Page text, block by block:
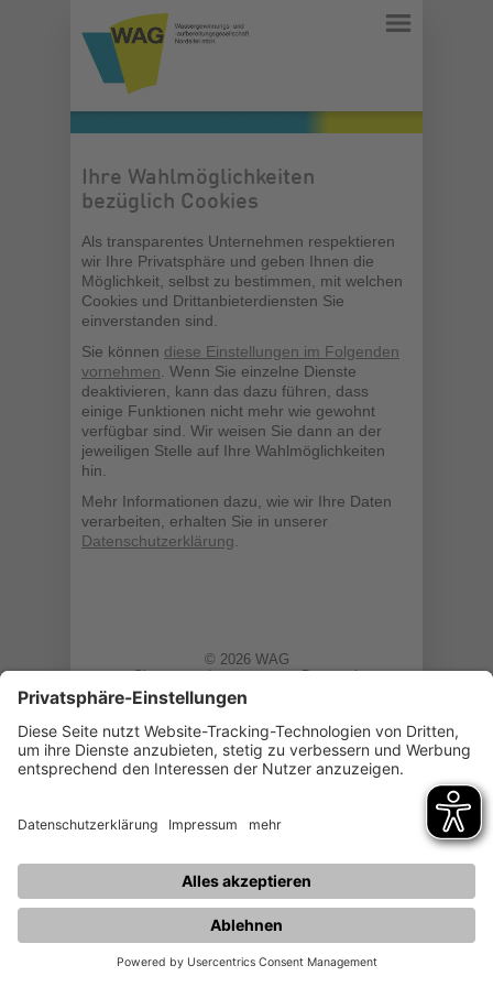
Ihre Wahlmöglichkeiten
bezüglich Cookies
Als transparentes Unternehmen respektieren
wir Ihre Privatsphäre und geben Ihnen die
Möglichkeit, selbst zu bestimmen, mit welchen
Cookies und Drittanbieterdiensten Sie
einverstanden sind.
Sie können diese Einstellungen im Folgenden
vornehmen . Wenn Sie einzelne Dienste
deaktivieren, kann das dazu führen, dass
einige Funktionen nicht mehr wie gewohnt
verfügbar sind. Wir weisen Sie dann an der
jeweiligen Stelle auf Ihre Wahlmöglichkeiten
hin.
Mehr Informationen dazu, wie wir Ihre Daten
verarbeiten, erhalten Sie in unserer
Datenschutzerklärung
© 2026 WAG
Sitemap
Impressum
Datenschutz
Datenschutzeinstellungen
Informationen zur Barrierefreiheit